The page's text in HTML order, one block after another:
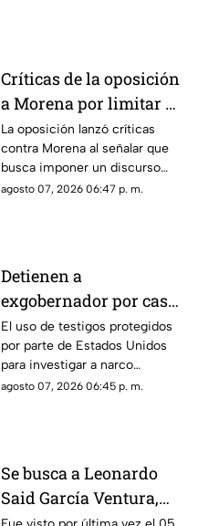
Críticas de la oposición
a Morena por limitar el
debate político
La oposición lanzó críticas
contra Morena al señalar que
busca imponer un discurso
único y limitar las voces que
agosto 07, 2026 06:47 p. m.
Detienen a
exgobernador por caso
Ayotzinapa y desaforan
a alcaldes
El uso de testigos protegidos
por parte de Estados Unidos
para investigar a narco
políticos ha sido cuestionado
entre ellos Rubén Rocha y
Enrique Inzunza.
agosto 07, 2026 06:45 p. m.
Se busca a Leonardo
Said García Ventura,